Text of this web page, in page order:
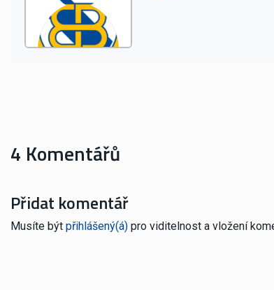
4 Komentářů
Přidat komentář
Musíte být přihlášený(á) pro viditelnost a vložení